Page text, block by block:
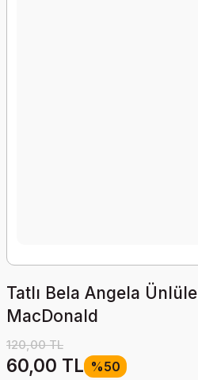
Tatlı Bela Angela
MacDonald
120,00 TL
60,00 TL %50